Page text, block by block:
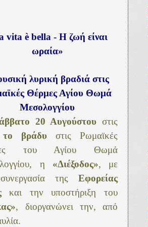
vita è bella- Η ζωή είναι
ωραία»
λυρική βραδιά στις
Θέρμες Αγίου Θωμά
Μεσολογγίου
20 Αυγούστου στις
βράδυ στις Ρωμαϊκές
του Αγίου
Θωμά
η «Διέξοδος», με
της Εφορείας
και την υποστήριξη του
, διοργανώνει την, από